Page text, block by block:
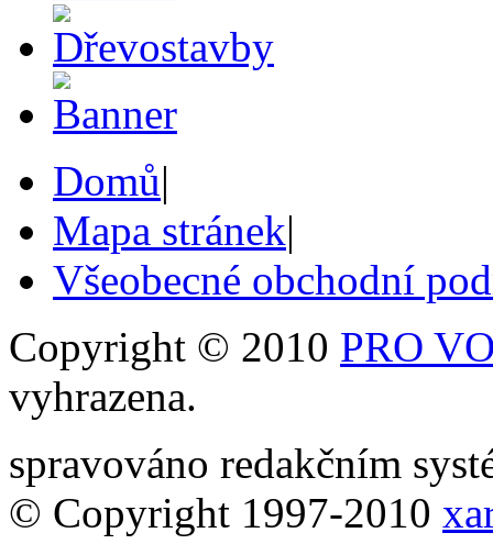
Domů|
Mapa stránek|
Všeobecné obchodní
Copyright © 2010 PRO
vyhrazena.
spravováno redakčním
© Copyright 1997-2010